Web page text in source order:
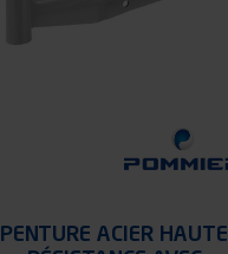
PENTURE ACIER HAUTE